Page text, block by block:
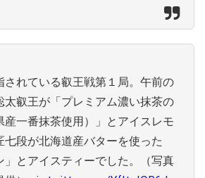
されている叡王戦第１局。午前の
太叡王が「プレミアム濃い抹茶の
産一番抹茶使用）」とアイスレモ
七段が北海道産バターを使った
」とアイスティーでした。（写真